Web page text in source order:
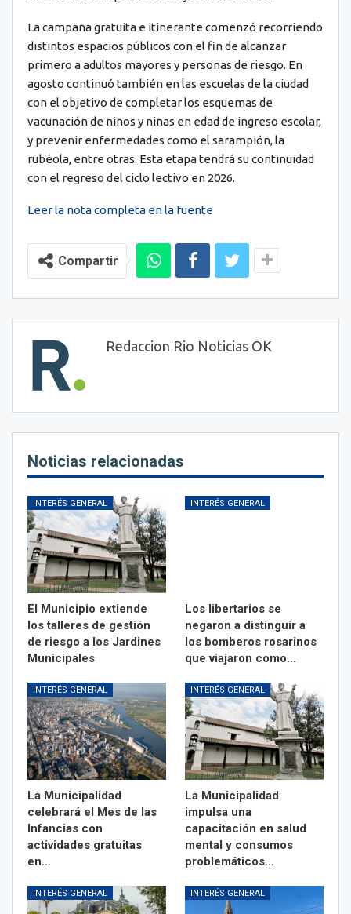
La campaña gratuita e itinerante comenzó recorriendo
distintos espacios públicos con el fin de alcanzar
primero a adultos mayores y personas de riesgo. En
agosto continuó también en las escuelas de la ciudad
con el objetivo de completar los esquemas de
vacunación de niños y niñas en edad de ingreso escolar,
y prevenir enfermedades como el sarampión, la
rubéola, entre otras. Esta etapa tendrá su continuidad
con el regreso del ciclo lectivo en 2026.
Leer la nota completa en la fuente
Compartir
Redaccion Rio Noticias OK
Noticias relacionadas
INTERÉS GENERAL
El Municipio extiende
los talleres de gestión
de riesgo a los Jardines
Municipales
INTERÉS GENERAL
Los libertarios se
negaron a distinguir a
los bomberos rosarinos
que viajaron como…
INTERÉS GENERAL
La Municipalidad
celebrará el Mes de las
Infancias con
actividades gratuitas
en…
INTERÉS GENERAL
La Municipalidad
impulsa una
capacitación en salud
mental y consumos
problemáticos…
INTERÉS GENERAL INTERÉS GENERAL